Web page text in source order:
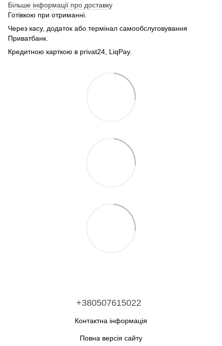
Більше інформації про доставку
Готівкою при отриманні.
Через касу, додаток або термінал самообслуговування
Приватбанк.
Кредитною карткою в privat24, LiqPay.
+380507615022
Контактна інформація
Повна версія сайту